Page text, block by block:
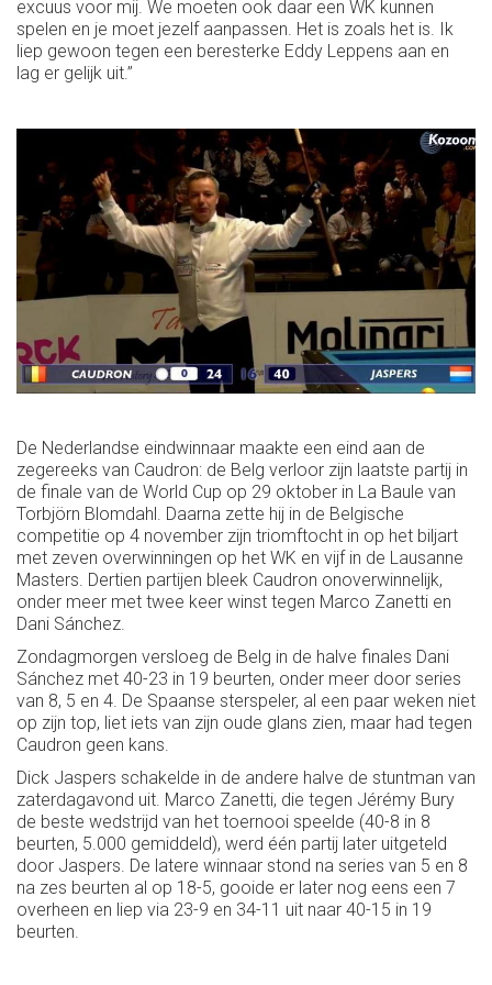
excuus voor mij. We moeten ook daar een WK kunnen
spelen en je moet jezelf aanpassen. Het is zoals het is. Ik
liep gewoon tegen een beresterke Eddy Leppens aan en
lag er gelijk uit.’’
De Nederlandse eindwinnaar maakte een eind aan de
zegereeks van Caudron: de Belg verloor zijn laatste partij in
de finale van de World Cup op 29 oktober in La Baule van
Torbjörn Blomdahl. Daarna zette hij in de Belgische
competitie op 4 november zijn triomftocht in op het biljart
met zeven overwinningen op het WK en vijf in de Lausanne
Masters. Dertien partijen bleek Caudron onoverwinnelijk,
onder meer met twee keer winst tegen Marco Zanetti en
Dani Sánchez.
Zondagmorgen versloeg de Belg in de halve finales Dani
Sánchez met 40-23 in 19 beurten, onder meer door series
van 8, 5 en 4. De Spaanse sterspeler, al een paar weken niet
op zijn top, liet iets van zijn oude glans zien, maar had tegen
Caudron geen kans.
Dick Jaspers schakelde in de andere halve de stuntman van
zaterdagavond uit. Marco Zanetti, die tegen Jérémy Bury
de beste wedstrijd van het toernooi speelde (40-8 in 8
beurten, 5.000 gemiddeld), werd één partij later uitgeteld
door Jaspers. De latere winnaar stond na series van 5 en 8
na zes beurten al op 18-5, gooide er later nog eens een 7
overheen en liep via 23-9 en 34-11 uit naar 40-15 in 19
beurten.